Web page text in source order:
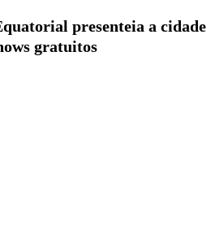
presenteia a cidade
gratuitos